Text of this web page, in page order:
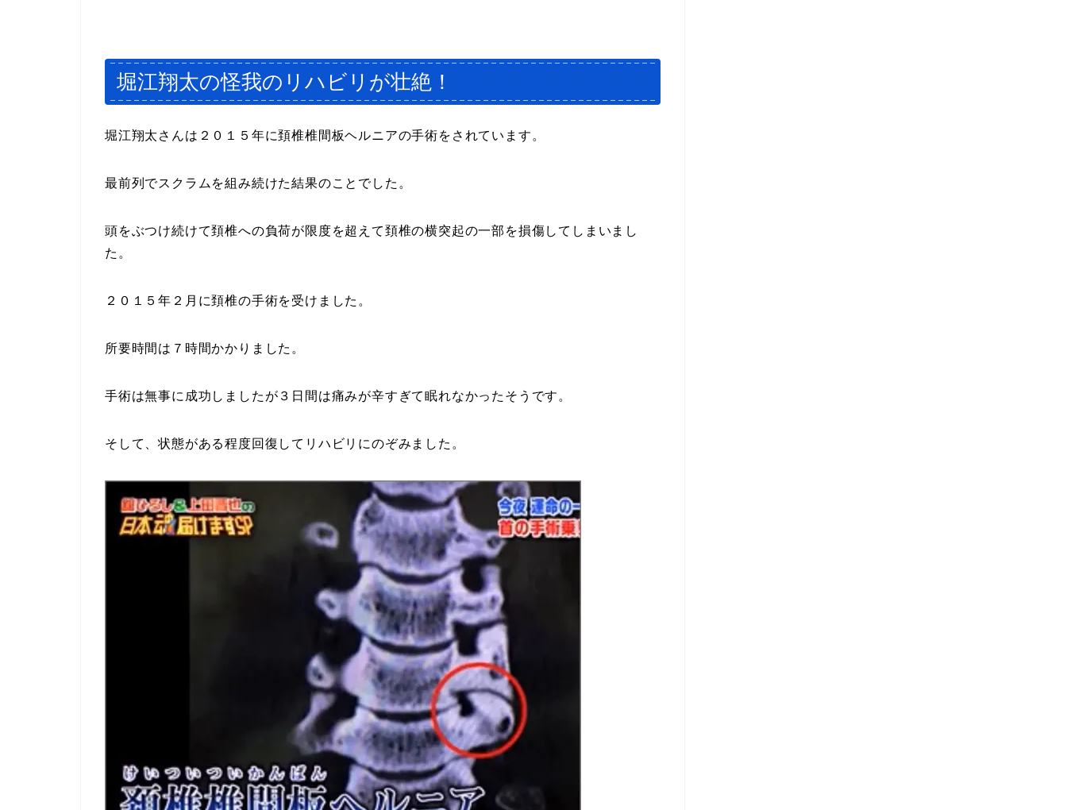
堀江翔太の怪我のリハビリが壮絶！
堀江翔太さんは２０１５年に頚椎椎間板ヘルニアの手術をされています。
最前列でスクラムを組み続けた結果のことでした。
頭をぶつけ続けて頚椎への負荷が限度を超えて頚椎の横突起の一部を損傷してしまいまし
た。
２０１５年２月に頚椎の手術を受けました。
所要時間は７時間かかりました。
手術は無事に成功しましたが３日間は痛みが辛すぎて眠れなかったそうです。
そして、状態がある程度回復してリハビリにのぞみました。